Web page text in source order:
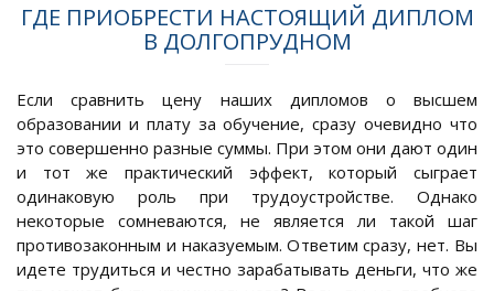
ГДЕ ПРИОБРЕСТИ НАСТОЯЩИЙ ДИПЛОМ
В ДОЛГОПРУДНОМ
Если сравнить цену наших дипломов о высшем
образовании и плату за обучение, сразу очевидно что
это совершенно разные суммы. При этом они дают один
и тот же практический эффект, который сыграет
одинаковую роль при трудоустройстве. Однако
некоторые сомневаются, не является ли такой шаг
противозаконным и наказуемым. Ответим сразу, нет. Вы
идете трудиться и честно зарабатывать деньги, что же